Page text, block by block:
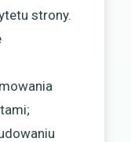
strony.